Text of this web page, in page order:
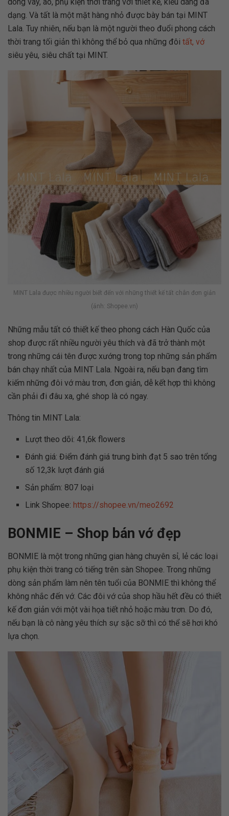
dạng. Và tất là một mặt hàng nhỏ được bày bán tại MINT
Lala. Tuy nhiên, nếu bạn là một người theo đuổi phong cách
thời trang tối giản thì không thể bỏ qua những đôi tất, vớ
siêu yêu, siêu chất tại MINT.
MINT Lala được nhiều người biết đến với những thiết kế tất chân đơn giản
(ảnh: Shopee.vn)
Những mẫu tất có thiết kế theo phong cách Hàn Quốc của
shop được rất nhiều người yêu thích và đã trở thành một
trong những cái tên được xướng trong top những sản phẩm
bán chạy nhất của MINT Lala. Ngoài ra, nếu bạn đang tìm
kiếm những đôi vớ màu trơn, đơn giản, dễ kết hợp thì không
cần phải đi đâu xa, ghé shop là có ngay.
Thông tin MINT Lala:
Lượt theo dõi: 41,6k flowers
Đánh giá: Điểm đánh giá trung bình đạt 5 sao trên tổng
số 12,3k lượt đánh giá
Sản phẩm: 807 loại
Link Shopee: https://shopee.vn/meo2692
BONMIE – Shop bán vớ đẹp
BONMIE là một trong những gian hàng chuyên sỉ, lẻ các loại
phụ kiện thời trang có tiếng trên sàn Shopee. Trong những
dòng sản phẩm làm nên tên tuổi của BONMIE thì không thể
không nhắc đến vớ. Các đôi vớ của shop hầu hết đều có thiết
kế đơn giản với một vài họa tiết nhỏ hoặc màu trơn. Do đó,
nếu bạn là cô nàng yêu thích sự sặc sỡ thì có thể sẽ hơi khó
lựa chọn.